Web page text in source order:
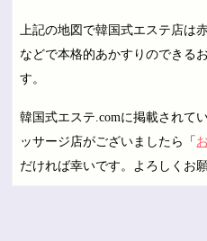
上記の地図で韓国式エステ店は
などで本格的あかすりのできる
す。
韓国式エステ.comに掲載されて
ッサージ店がございましたら「
だければ幸いです。よろしくお